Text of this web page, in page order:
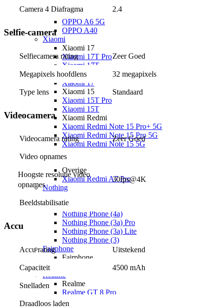
OPPO A6x 5G
OPPO A6 5G
OPPO A40
Xiaomi
Xiaomi 17
Xiaomi 17T Pro
Xiaomi 17T
Xiaomi 17 Ultra
Xiaomi 17
Xiaomi 15
Xiaomi 15T Pro
Xiaomi 15T
Xiaomi Redmi
Xiaomi Redmi Note 15 Pro+ 5G
Xiaomi Redmi Note 15 Pro 5G
Xiaomi Redmi Note 15 5G
Xiaomi Redmi 15C
Overige
Xiaomi Redmi A7 Pro
Nothing
Nothing Phone (4a) Pro
Nothing Phone (4a)
Nothing Phone (3a) Pro
Nothing Phone (3a) Lite
Nothing Phone (3)
Fairphone
Fairphone
Fairphone (Gen. 6)
Realme
Realme
Realme GT 8 Pro
Realme GT 7 Pro
Camera 4 Diafragma 2.4
Selfie-camera
Selfiecamera rating Zeer Goed
Megapixels hoofdlens 32 megapixels
Type lens Standaard
Videocamera
Videocamera rating Zeer Goed
Video opnames
Hoogste resolutie video
opnames
30fps@4K
Beeldstabilisatie
Accu
Accu rating Uitstekend
Capaciteit 4500 mAh
Snelladen
Draadloos laden